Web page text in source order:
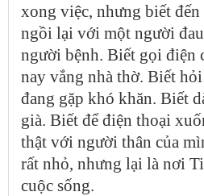
xong việc, nhưng biết
ngồi lại với một người
người bệnh. Biết gọi điện
nay vắng nhà thờ. Biết
đang gặp khó khăn. Biết
già. Biết để điện thoại
thật với người thân của
rất nhỏ, nhưng lại là nơi
cuộc sống.